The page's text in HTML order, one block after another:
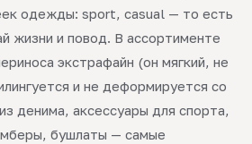
одежды: sport, casual — то есть
жизни и повод. В ассортименте
экстрафайн (он мягкий, не
и не деформируется со
денима, аксессуары для спорта,
бушлаты — самые